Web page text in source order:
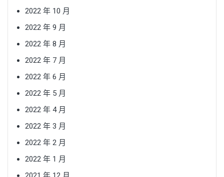
2022 年 10 月
2022 年 9 月
2022 年 8 月
2022 年 7 月
2022 年 6 月
2022 年 5 月
2022 年 4 月
2022 年 3 月
2022 年 2 月
2022 年 1 月